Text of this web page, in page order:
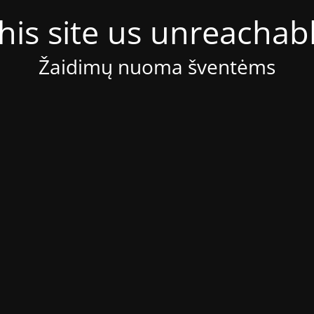
site us
Žaidimų nuoma šventėms